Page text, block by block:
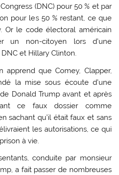
(DNC) pour 50 % et par
pour les 50 % restant, ce que
Or le code électoral américain
un non-citoyen lors d’une
et Hillary Clinton.
apprend que Comey, Clapper,
la mise sous écoute d’une
Donald Trump avant et après
ce faux dossier comme
sachant qu’il était faux et sans
les autorisations, ce qui
à vie.
conduite par monsieur
a fait passer de nombreuses